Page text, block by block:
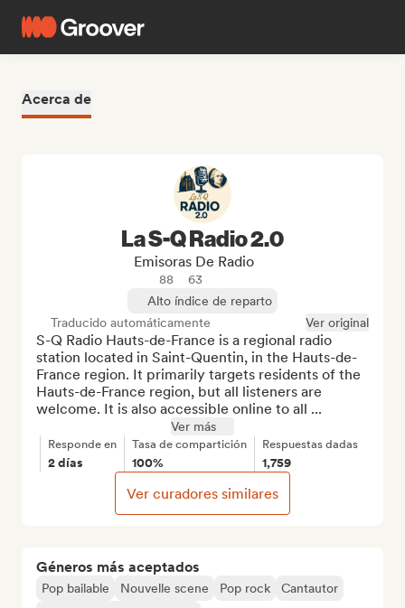
Acerca de
Géneros más aceptados
Pop bailable Nouvelle scene Pop rock
Cantautor
La S-Q Radio 2.0
Emisoras De Radio
88
63
Alto índice de reparto
Traducido automáticamente
Ver original
S-Q Radio Hauts-de-France is a regional radio
station located in Saint-Quentin, in the Hauts-de-
France region. It primarily targets residents of the
Hauts-de-France region, but all listeners are
welcome. It is also accessible online to all ...
Ver más
Responde en
2 días
Tasa de compartición
100%
Respuestas dadas
1,759
Ver curadores similares